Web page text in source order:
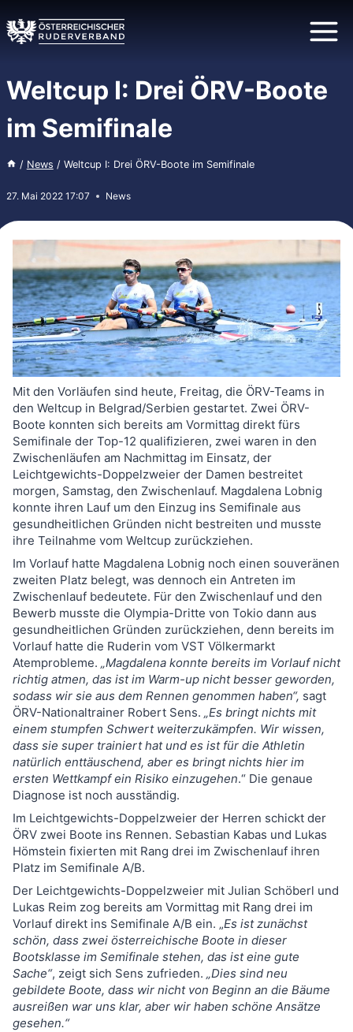
Inhalt
springen
Weltcup I: Drei ÖRV-Boote
im Semifinale
/ News / Weltcup I: Drei ÖRV-Boote im Semifinale
27. Mai 2022 17:07 News
Mit den Vorläufen sind heute, Freitag, die ÖRV-Teams in
den Weltcup in Belgrad/Serbien gestartet. Zwei ÖRV-
Boote konnten sich bereits am Vormittag direkt fürs
Semifinale der Top-12 qualifizieren, zwei waren in den
Zwischenläufen am Nachmittag im Einsatz, der
Leichtgewichts-Doppelzweier der Damen bestreitet
morgen, Samstag, den Zwischenlauf. Magdalena Lobnig
konnte ihren Lauf um den Einzug ins Semifinale aus
gesundheitlichen Gründen nicht bestreiten und musste
ihre Teilnahme vom Weltcup zurückziehen.
Im Vorlauf hatte Magdalena Lobnig noch einen souveränen
zweiten Platz belegt, was dennoch ein Antreten im
Zwischenlauf bedeutete. Für den Zwischenlauf und den
Bewerb musste die Olympia-Dritte von Tokio dann aus
gesundheitlichen Gründen zurückziehen, denn bereits im
Vorlauf hatte die Ruderin vom VST Völkermarkt
Atemprobleme. „Magdalena konnte bereits im Vorlauf nicht
richtig atmen, das ist im Warm-up nicht besser geworden,
sodass wir sie aus dem Rennen genommen haben“, sagt
ÖRV-Nationaltrainer Robert Sens. „Es bringt nichts mit
einem stumpfen Schwert weiterzukämpfen. Wir wissen,
dass sie super trainiert hat und es ist für die Athletin
natürlich enttäuschend, aber es bringt nichts hier im
ersten Wettkampf ein Risiko einzugehen.“ Die genaue
Diagnose ist noch ausständig.
Im Leichtgewichts-Doppelzweier der Herren schickt der
ÖRV zwei Boote ins Rennen. Sebastian Kabas und Lukas
Hömstein fixierten mit Rang drei im Zwischenlauf ihren
Platz im Semifinale A/B.
Der Leichtgewichts-Doppelzweier mit Julian Schöberl und
Lukas Reim zog bereits am Vormittag mit Rang drei im
Vorlauf direkt ins Semifinale A/B ein. „Es ist zunächst
schön, dass zwei österreichische Boote in dieser
Bootsklasse im Semifinale stehen, das ist eine gute
Sache“, zeigt sich Sens zufrieden. „Dies sind neu
gebildete Boote, dass wir nicht von Beginn an die Bäume
ausreißen war uns klar, aber wir haben schöne Ansätze
gesehen.“